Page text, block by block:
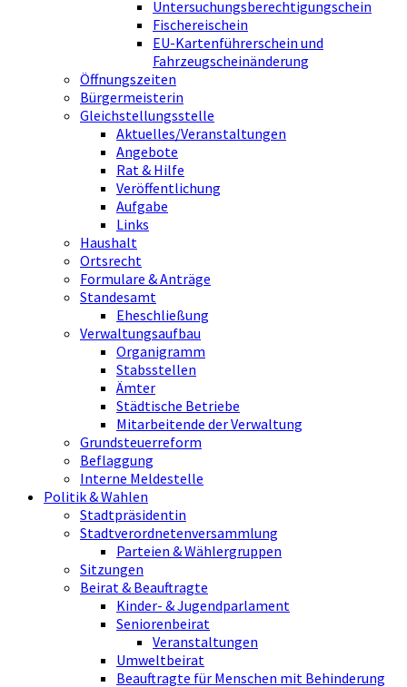
Untersuchungsberechtigungschein
Fischereischein
EU-Kartenführerschein und
Fahrzeugscheinänderung
Öffnungszeiten
Bürgermeisterin
Gleichstellungsstelle
Aktuelles/Veranstaltungen
Angebote
Rat & Hilfe
Veröffentlichung
Aufgabe
Links
Haushalt
Ortsrecht
Formulare & Anträge
Standesamt
Eheschließung
Verwaltungsaufbau
Organigramm
Stabsstellen
Ämter
Städtische Betriebe
Mitarbeitende der Verwaltung
Grundsteuerreform
Beflaggung
Interne Meldestelle
Politik & Wahlen
Stadtpräsidentin
Stadtverordnetenversammlung
Parteien & Wählergruppen
Sitzungen
Beirat & Beauftragte
Kinder- & Jugendparlament
Seniorenbeirat
Veranstaltungen
Umweltbeirat
Beauftragte für Menschen mit Behinderung